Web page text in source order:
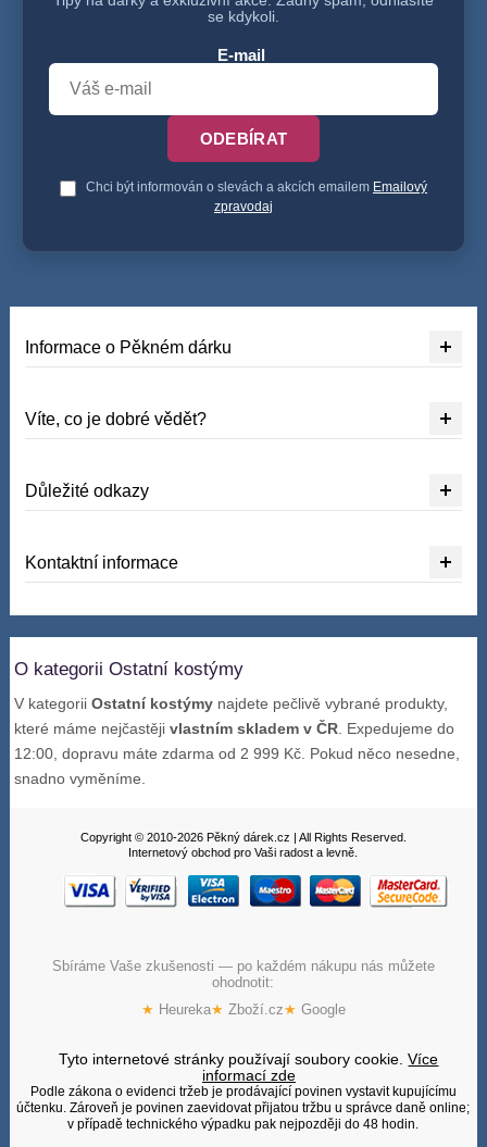
se kdykoli.
E-mail
ODEBÍRAT
Chci být informován o slevách a akcích emailem Emailový
zpravodaj
Informace o Pěkném dárku
Víte, co je dobré vědět?
Důležité odkazy
Kontaktní informace
O kategorii Ostatní kostýmy
V kategoriiOstatní kostýmy najdete pečlivě vybrané produkty,
které máme nejčastějivlastním skladem v ČR . Expedujeme do
12:00, dopravu máte zdarma od 2 999 Kč. Pokud něco nesedne,
snadno vyměníme.
Copyright © 2010-2026 Pěkný dárek.cz | All Rights Reserved.
Internetový obchod pro Vaši radost a levně.
Sbíráme Vaše zkušenosti — po každém nákupu nás můžete
ohodnotit:
★ Heureka★ Zboží.cz★ Google
Tyto internetové stránky používají soubory cookie.Více
informací zde
Podle zákona o evidenci tržeb je prodávající povinen vystavit kupujícímu
účtenku. Zároveň je povinen zaevidovat přijatou tržbu u správce daně online;
v případě technického výpadku pak nejpozději do 48 hodin.